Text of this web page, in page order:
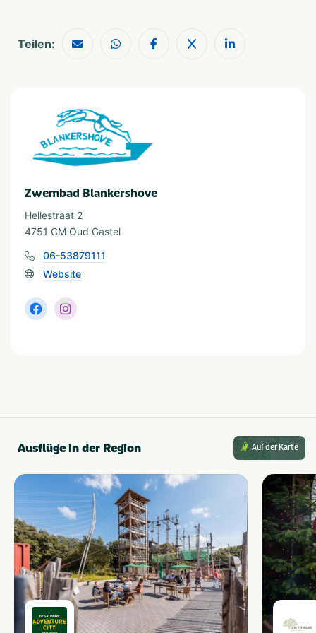
Teilen:
Zwembad Blankershove
Hellestraat 2
4751 CM Oud Gastel
06-53879111
Website
Ausflüge in der Region Auf der Karte